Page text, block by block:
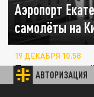
АВТОРИЗАЦИЯ
Аэропорт
самолёты на
19 ДЕКАБРЯ 10:58
Первые
отправятся